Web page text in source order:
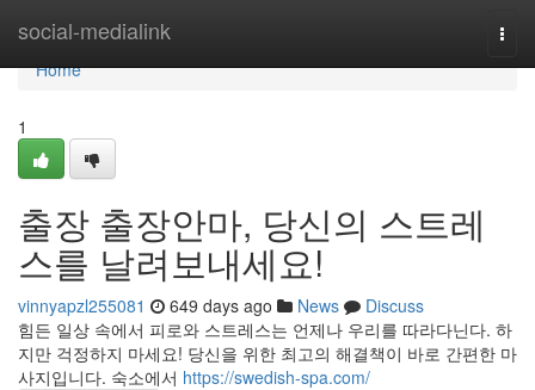
social-medialink
Home
Home
1
출장 출장안마, 당신의 스트레
스를 날려보내세요!
vinnyapzl255081 649 days ago News
Discuss
힘든 일상 속에서 피로와 스트레스는 언제나 우리를 따라다닌다. 하
지만 걱정하지 마세요! 당신을 위한 최고의 해결책이 바로 간편한 마
사지입니다. 숙소에서 https://swedish-spa.com/